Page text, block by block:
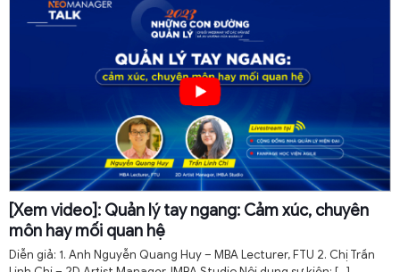
[Xem video]: Quản lý tay ngang: Cảm xúc, chuyên
môn hay mối quan hệ
Diễn giả: 1. Anh Nguyễn Quang Huy – MBA Lecturer, FTU 2. Chị Trần